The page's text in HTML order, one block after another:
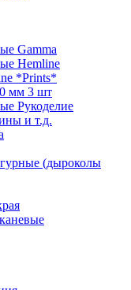
Gamma
Hemline
*Prints*
мм 3 шт
Рукоделие
и т.д.
(дыроколы